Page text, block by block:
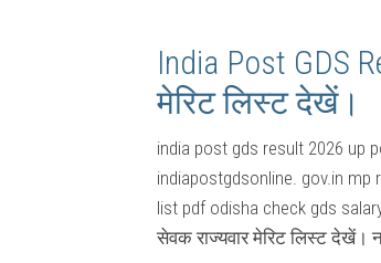
India Post GDS
मेरिट लिस्ट देखें।
india post gds result 2026 up
indiapostgdsonline. gov.in
list pdf odisha check gds
सेवक राज्यवार मेरिट लिस्ट देखें।